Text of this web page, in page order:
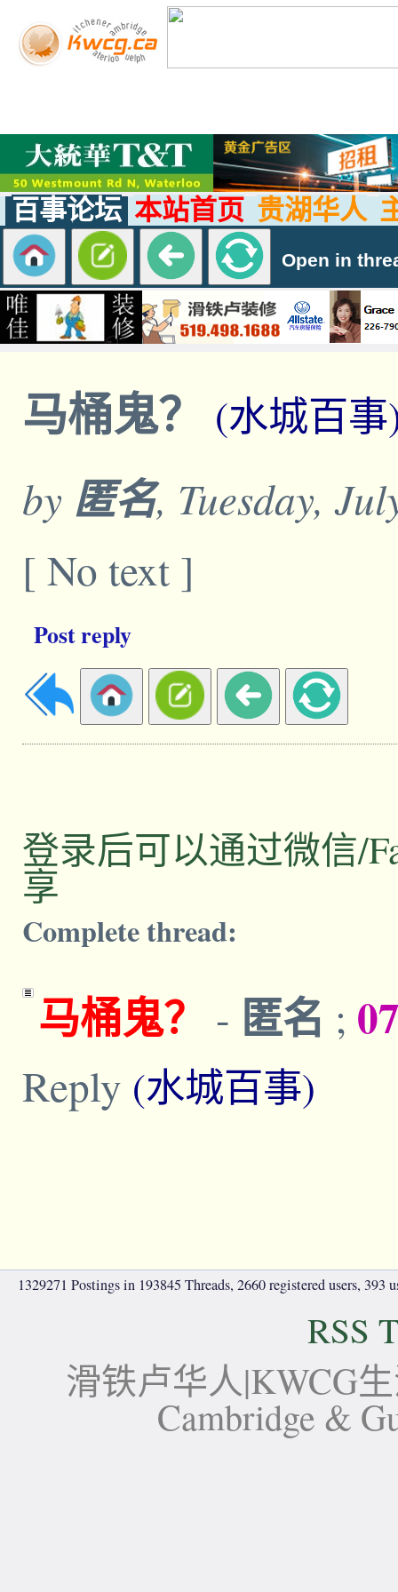
百事论坛 本站首页 贵湖华人
Open in
马桶鬼？ (水城百
by 匿名, Tuesday,
[ No text ]
Post reply
登录后可以通过微信/
享
Complete thread:
马桶鬼？ - 匿名 ;
Reply (水城百事)
1329271 Postings in 193845 Threads, 2660 registered users, 393
RSS
滑铁卢华人|KWCG
Cambridge &